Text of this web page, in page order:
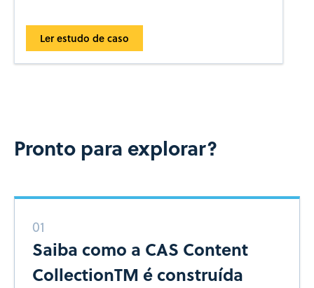
Ler estudo de caso
Pronto para explorar?
01
Saiba como a CAS Content
CollectionTM é construída